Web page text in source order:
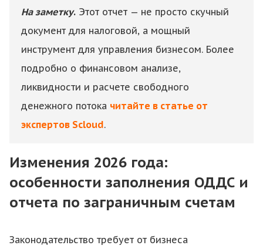
На заметку. Этот отчет — не просто скучный
документ для налоговой, а мощный
инструмент для управления бизнесом. Более
подробно о финансовом анализе,
ликвидности и расчете свободного
денежного потока читайте в статье от
экспертов Scloud.
Изменения 2026 года:
особенности заполнения ОДДС и
отчета по заграничным счетам
Законодательство требует от бизнеса